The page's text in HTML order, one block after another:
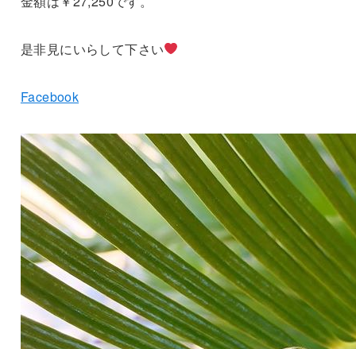
是非見にいらして下さい
Facebook